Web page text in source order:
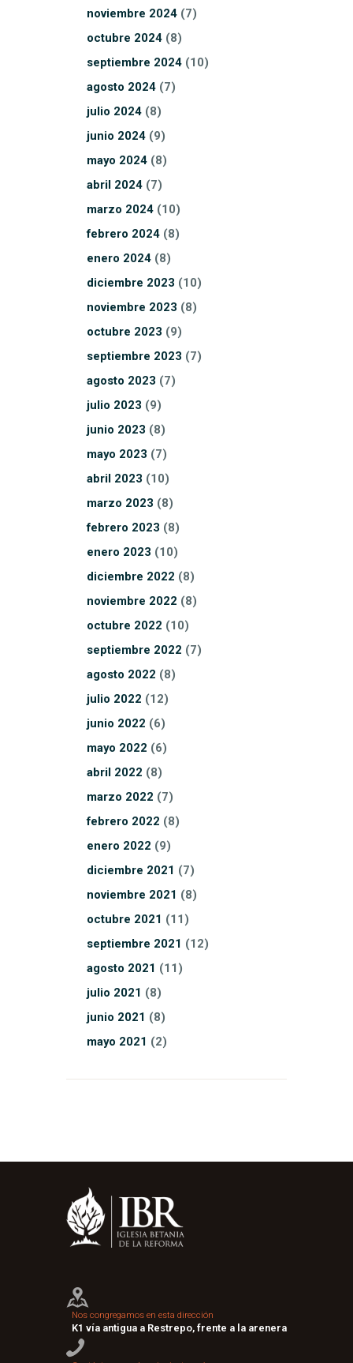
noviembre 2024 (7)
octubre 2024 (8)
septiembre 2024 (10)
agosto 2024 (7)
julio 2024 (8)
junio 2024 (9)
mayo 2024 (8)
abril 2024 (7)
marzo 2024 (10)
febrero 2024 (8)
enero 2024 (8)
diciembre 2023 (10)
noviembre 2023 (8)
octubre 2023 (9)
septiembre 2023 (7)
agosto 2023 (7)
julio 2023 (9)
junio 2023 (8)
mayo 2023 (7)
abril 2023 (10)
marzo 2023 (8)
febrero 2023 (8)
enero 2023 (10)
diciembre 2022 (8)
noviembre 2022 (8)
octubre 2022 (10)
septiembre 2022 (7)
agosto 2022 (8)
julio 2022 (12)
junio 2022 (6)
mayo 2022 (6)
abril 2022 (8)
marzo 2022 (7)
febrero 2022 (8)
enero 2022 (9)
diciembre 2021 (7)
noviembre 2021 (8)
octubre 2021 (11)
septiembre 2021 (12)
agosto 2021 (11)
julio 2021 (8)
junio 2021 (8)
mayo 2021 (2)
Nos congregamos en esta dirección
K1 vía antigua a Restrepo, frente a la arenera